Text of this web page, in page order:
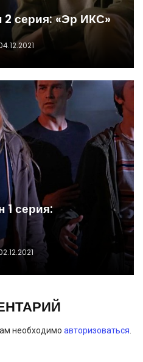
2 серия: «Эр ИКС»
1 серия:
необходимо авторизоваться.